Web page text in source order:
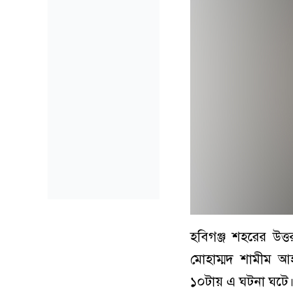
হবিগঞ্জ শহরের
মোহাম্মদ শামীম
১০টায় এ ঘটনা ঘটে।